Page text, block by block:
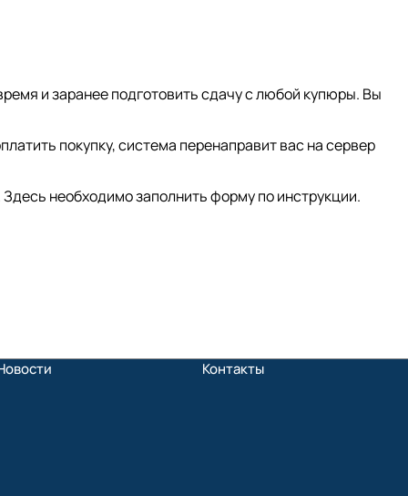
и заранее подготовить сдачу с любой купюры. Вы
покупку, система перенаправит вас на сервер
необходимо заполнить форму по инструкции.
Контакты